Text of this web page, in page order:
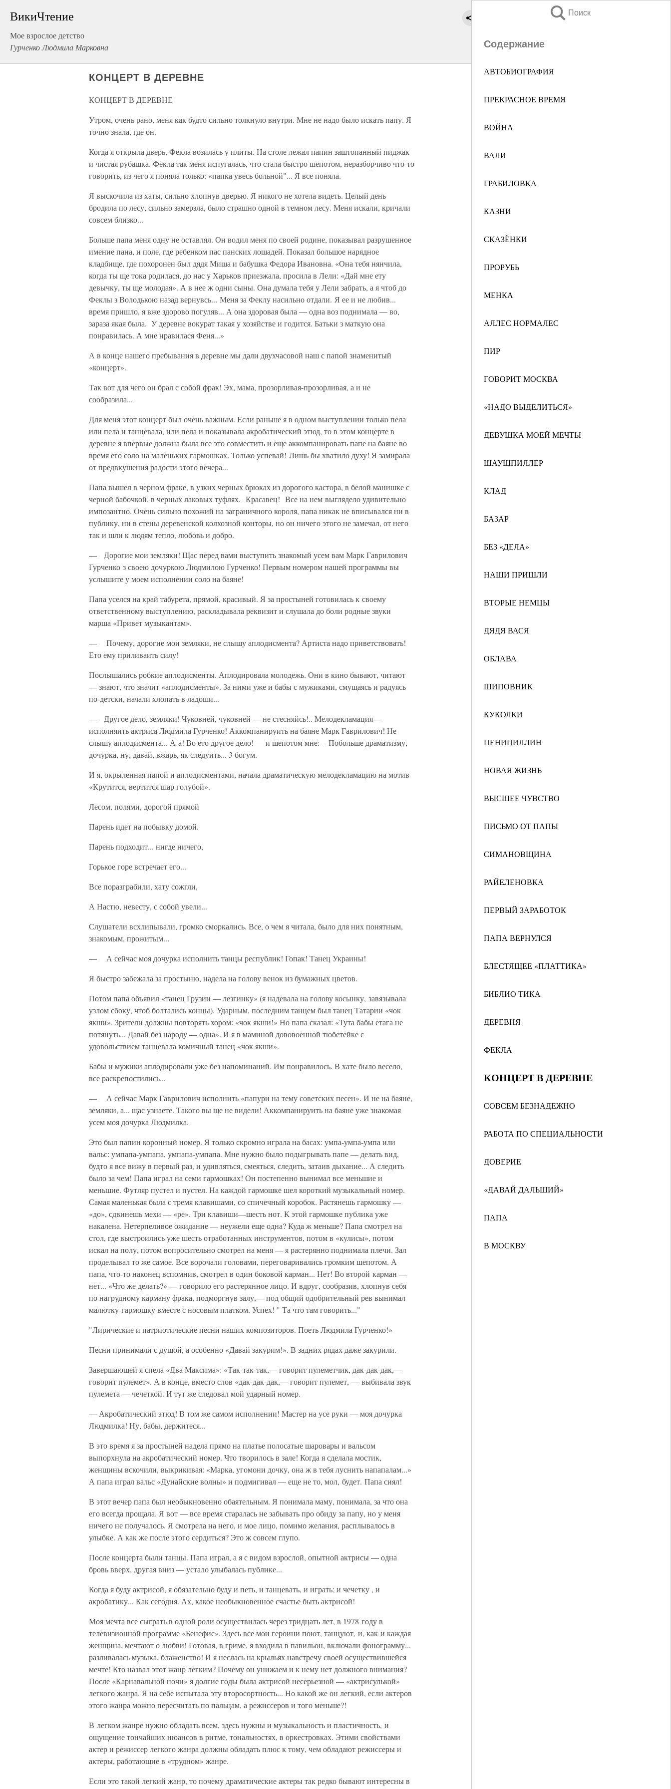
ВикиЧтение
Мое взрослое детство
Гурченко Людмила Марковна
Поиск
Содержание
АВТОБИОГРАФИЯ
ПРЕКРАСНОЕ ВРЕМЯ
ВОЙНА
ВАЛИ
ГРАБИЛОВКА
КАЗНИ
СКАЗЁНКИ
ПРОРУБЬ
МЕНКА
АЛЛЕС НОРМАЛЕС
ПИР
ГОВОРИТ МОСКВА
«НАДО ВЫДЕЛИТЬСЯ»
ДЕВУШКА МОЕЙ МЕЧТЫ
ШАУШПИЛЛЕР
КЛАД
БАЗАР
БЕЗ «ДЕЛА»
НАШИ ПРИШЛИ
ВТОРЫЕ НЕМЦЫ
ДЯДЯ ВАСЯ
ОБЛАВА
ШИПОВНИК
КУКОЛКИ
ПЕНИЦИЛЛИН
НОВАЯ ЖИЗНЬ
ВЫСШЕЕ ЧУВСТВО
ПИСЬМО ОТ ПАПЫ
СИМАНОВЩИНА
РАЙЕЛЕНОВКА
ПЕРВЫЙ ЗАРАБОТОК
ПАПА ВЕРНУЛСЯ
БЛЕСТЯЩЕЕ «ПЛАТТИКА»
БИБЛИО ТИКА
ДЕРЕВНЯ
ФЕКЛА
КОНЦЕРТ В ДЕРЕВНЕ
СОВСЕМ БЕЗНАДЕЖНО
РАБОТА ПО СПЕЦИАЛЬНОСТИ
ДОВЕРИЕ
«ДАВАЙ ДАЛЬШИЙ»
ПАПА
В МОСКВУ
КОНЦЕРТ В ДЕРЕВНЕ
КОНЦЕРТ В ДЕРЕВНЕ
Утром, очень рано, меня как будто сильно толкнуло внутри. Мне не надо было искать папу. Я
точно знала, где он.
Когда я открыла дверь, Фекла возилась у плиты. На столе лежал папин заштопанный пиджак
и чистая рубашка. Фекла так меня испугалась, что стала быстро шепотом, неразборчиво что-то
говорить, из чего я поняла только: «папка увесь больной"... Я все поняла.
Я выскочила из хаты, сильно хлопнув дверью. Я никого не хотела видеть. Целый день
бродила по лесу, сильно замерзла, было страшно одной в темном лесу. Меня искали, кричали
совсем близко...
Больше папа меня одну не оставлял. Он водил меня по своей родине, показывал разрушенное
имение пана, и поле, где ребенком пас панских лошадей. Показал большое нарядное
кладбище, где похоронен был дядя Миша и бабушка Федора Ивановна. «Она тебя нянчила,
когда ты ще тока родилася, до нас у Харьков приезжала, просила в Лели: «Дай мне ету
девычку, ты ще молодая». А в нее ж одни сыны. Она думала тебя у Лели забрать, а я чтоб до
Феклы з Володькою назад вернувсь... Меня за Феклу насильно отдали. Я ее и не любив...
время пришло, я вже здорово погуляв... А она здоровая была — одна воз поднимала — во,
зараза якая была. У деревне вокурат такая у хозяйстве и годится. Батьки з маткую она
понравилась. А мне нравилася Феня...»
А в конце нашего пребывания в деревне мы дали двухчасовой наш с папой знаменитый
«концерт».
Так вот для чего он брал с собой фрак! Эх, мама, прозорливая-прозорливая, а и не
сообразила...
Для меня этот концерт был очень важным. Если раньше я в одном выступлении только пела
или пела и танцевала, или пела и показывала акробатический этюд, то в этом концерте в
деревне я впервые должна была все это совместить и еще аккомпанировать папе на баяне во
время его соло на маленьких гармошках. Только успевай! Лишь бы хватило духу! Я замирала
от предвкушения радости этого вечера...
Папа вышел в черном фраке, в узких черных брюках из дорогого кастора, в белой манишке с
черной бабочкой, в черных лаковых туфлях. Красавец! Все на нем выглядело удивительно
импозантно. Очень сильно похожий на заграничного короля, папа никак не вписывался ни в
публику, ни в стены деревенской колхозной конторы, но он ничего этого не замечал, от него
так и шли к людям тепло, любовь и добро.
— Дорогие мои земляки! Щас перед вами выступить знакомый усем вам Марк Гаврилович
Гурченко з своею дочуркою Людмилою Гурченко! Первым номером нашей программы вы
услышите у моем исполнении соло на баяне!
Папа уселся на край табурета, прямой, красивый. Я за простыней готовилась к своему
ответственному выступлению, раскладывала реквизит и слушала до боли родные звуки
марша «Привет музыкантам».
— Почему, дорогие мои земляки, не слышу аплодисмента? Артиста надо приветствовать!
Ето ему приливаить силу!
Послышались робкие аплодисменты. Аплодировала молодежь. Они в кино бывают, читают
— знают, что значит «аплодисменты». За ними уже и бабы с мужиками, смущаясь и радуясь
по-детски, начали хлопать в ладоши...
— Другое дело, земляки! Чуковней, чуковней — не стесняйсь!.. Мелодекламация—
исполняить актриса Людмила Гурченко! Аккомпанируить на баяне Марк Гаврилович! Не
слышу аплодисмента... А-а! Во ето другое дело! — и шепотом мне: - Побольше драматизму,
дочурка, ну, давай, вжарь, як следуить... 3 богум.
И я, окрыленная папой и аплодисментами, начала драматическую мелодекламацию на мотив
«Крутится, вертится шар голубой».
Лесом, полями, дорогой прямой
Парень идет на побывку домой.
Парень подходит... нигде ничего,
Горькое горе встречает его...
Все поразграбили, хату сожгли,
А Настю, невесту, с собой увели...
Слушатели всхлипывали, громко сморкались. Все, о чем я читала, было для них понятным,
знакомым, прожитым...
— А сейчас моя дочурка исполнить танцы республик! Гопак! Танец Украины!
Я быстро забежала за простыню, надела на голову венок из бумажных цветов.
Потом папа объявил «танец Грузии — лезгинку» (я надевала на голову косынку, завязывала
узлом сбоку, чтоб болтались концы). Ударным, последним танцем был танец Татарии «чок
якши». Зрители должны повторять хором: «чок якши!» Но папа сказал: «Тута бабы етага не
потянуть... Давай без народу — одна». И я в маминой дововоенной тюбетейке с
удовольствием танцевала комичный танец «чок якши».
Бабы и мужики аплодировали уже без напоминаний. Им понравилось. В хате было весело,
все раскрепостились...
— А сейчас Марк Гаврилович исполнить «папури на тему советских песен». И не на баяне,
земляки, а... щас узнаете. Такого вы ще не видели! Аккомпанируить на баяне уже знакомая
усем моя дочурка Людмилка.
Это был папин коронный номер. Я только скромно играла на басах: умпа-умпа-умпа или
вальс: умпапа-умпапа, умпапа-умпапа. Мне нужно было подыгрывать папе — делать вид,
будто я все вижу в первый раз, и удивляться, смеяться, следить, затаив дыхание... А следить
было за чем! Папа играл на семи гармошках! Он постепенно вынимал все меньшие и
меньшие. Футляр пустел и пустел. На каждой гармошке шел короткий музыкальный номер.
Самая маленькая была с тремя клавишами, со спичечный коробок. Растянешь гармошку —
«до», сдвинешь мехи — «ре». Три клавиши—шесть нот. К этой гармошке публика уже
накалена. Нетерпеливое ожидание — неужели еще одна? Куда ж меньше? Папа смотрел на
стол, где выстроились уже шесть отработанных инструментов, потом в «кулисы», потом
искал на полу, потом вопросительно смотрел на меня — я растерянно поднимала плечи. Зал
проделывал то же самое. Все ворочали головами, переговаривались громким шепотом. А
папа, что-то наконец вспомнив, смотрел в один боковой карман... Нет! Во второй карман —
нет... «Что же делать?» — говорило его растерянное лицо. И вдруг, сообразив, хлопнув себя
по нагрудному карману фрака, подморгнув залу,— под общий одобрительный рев вынимал
малютку-гармошку вместе с носовым платком. Успех! " Та что там говорить..."
"Лирические и патриотические песни наших композиторов. Поеть Людмила Гурченко!»
Песни принимали с душой, а особенно «Давай закурим!». В задних рядах даже закурили.
Завершающей я спела «Два Максима»: «Так-так-так,— говорит пулеметчик, дак-дак-дак,—
говорит пулемет». А в конце, вместо слов «дак-дак-дак,— говорит пулемет, — выбивала звук
пулемета — чечеткой. И тут же следовал мой ударный номер.
— Акробатический этюд! В том же самом исполнении! Мастер на усе руки — моя дочурка
Людмилка! Ну, бабы, держитеся...
В это время я за простыней надела прямо на платье полосатые шаровары и вальсом
выпорхнула на акробатический номер. Что творилось в зале! Когда я сделала мостик,
женщины вскочили, выкрикивая: «Марка, угомони дочку, она ж в тебя луснить напапалам...»
А папа играл вальс «Дунайские волны» и подмигивал — еще не то, мол, будет. Папа сиял!
В этот вечер папа был необыкновенно обаятельным. Я понимала маму, понимала, за что она
его всегда прощала. Я вот — все время старалась не забывать про обиду за папу, но у меня
ничего не получалось. Я смотрела на него, и мое лицо, помимо желания, расплывалось в
улыбке. А как же после этого сердиться? Это ж совсем глупо.
После концерта были танцы. Папа играл, а я с видом взрослой, опытной актрисы — одна
бровь вверх, другая вниз — устало улыбалась публике...
Когда я буду актрисой, я обязательно буду и петь, и танцевать, и играть; и чечетку , и
акробатику... Как сегодня. Ах, какое необыкновенное счастье быть актрисой!
Моя мечта все сыграть в одной роли осуществилась через тридцать лет, в 1978 году в
телевизионной программе «Бенефис». Здесь все мои героини поют, танцуют, и, как и каждая
женщина, мечтают о любви! Готовая, в гриме, я входила в павильон, включали фонограмму...
разливалась музыка, блаженство! И я неслась на крыльях навстречу своей осуществившейся
мечте! Кто назвал этот жанр легким? Почему он унижаем и к нему нет должного внимания?
После «Карнавальной ночи» я долгие годы была актрисой несерьезной — «актрисулькой»
легкого жанра. Я на себе испытала эту второсортность... Но какой же он легкий, если актеров
этого жанра можно пересчитать по пальцам, а режиссеров и того меньше?!
В легком жанре нужно обладать всем, здесь нужны и музыкальность и пластичность, и
ощущение тончайших нюансов в ритме, тональностях, в оркестровках. Этими свойствами
актер и режиссер легкого жанра должны обладать плюс к тому, чем обладают режиссеры и
актеры, работающие в «трудном» жанре.
Если это такой легкий жанр, то почему драматические актеры так редко бывают интересны в